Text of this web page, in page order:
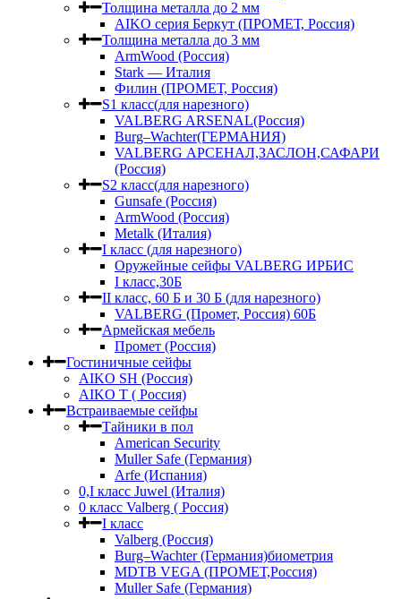
Толщина металла до 2 мм
AIKO серия Беркут (ПРОМЕТ, Россия)
Толщина металла до 3 мм
ArmWood (Россия)
Stark — Италия
Филин (ПРОМЕТ, Россия)
S1 класс(для нарезного)
VALBERG ARSENAL(Россия)
Burg–Wachter(ГЕРМАНИЯ)
VALBERG АРСЕНАЛ,ЗАСЛОН,САФАРИ
(Россия)
S2 класс(для нарезного)
Gunsafe (Россия)
ArmWood (Россия)
Metalk (Италия)
I класс (для нарезного)
Оружейные сейфы VALBERG ИРБИС
I класс,30Б
II класс, 60 Б и 30 Б (для нарезного)
VALBERG (Промет, Россия) 60Б
Армейская мебель
Промет (Россия)
Гостиничные сейфы
AIKO SH (Россия)
AIKO Т ( Россия)
Встраиваемые сейфы
Тайники в пол
American Security
Muller Safe (Германия)
Arfe (Испания)
0,I класс Juwel (Италия)
0 класс Valberg ( Россия)
I класс
Valberg (Россия)
Burg–Wachter (Германия)биометрия
MDTB VEGA (ПРОМЕТ,Россия)
Muller Safe (Германия)